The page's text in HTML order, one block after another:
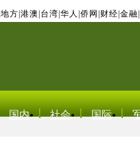
地方 港澳 台湾 华人 侨网 财经 金融
国内 社会 国际